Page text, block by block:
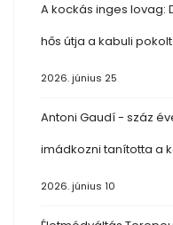
A kockás inges lovag:
hős útja a kabuli
2026. június 25
Antoni Gaudí - száz
imádkozni tanította a
2026. június 10